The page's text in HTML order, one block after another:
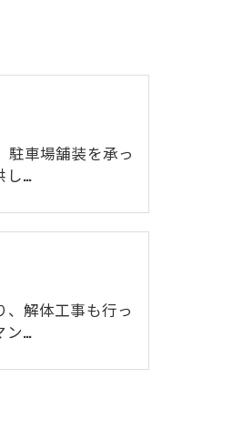
駐車場舗装を承っ
し…
解体工事も行っ
ン…